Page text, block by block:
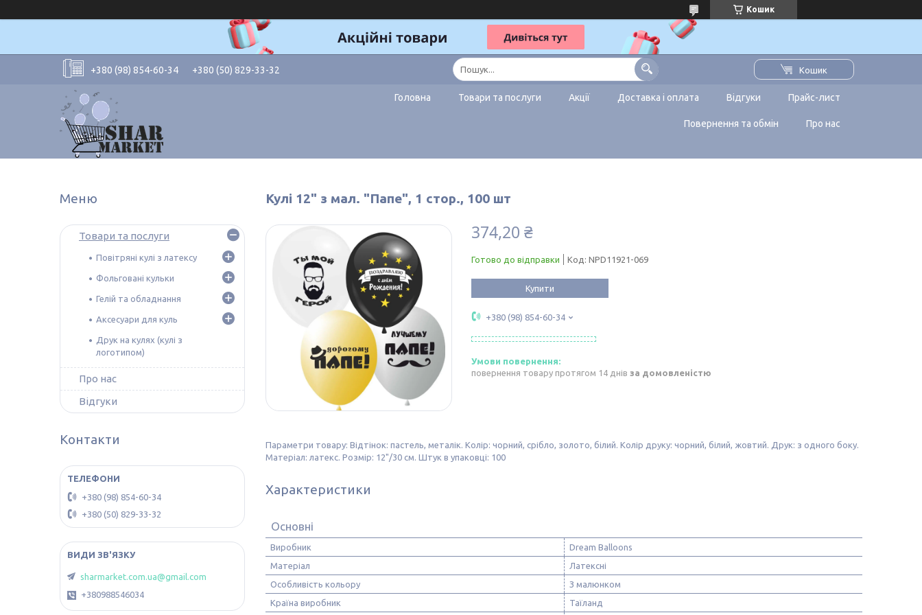
Кошик
+380 (98) 854-60-34 +380 (50) 829-33-32 Кошик
Головна Товари та послуги Акції Доставка і оплата Відгуки Прайс-лист
Повернення та обмін Про нас
Кулі 12" з мал. "Папе", 1 стор., 100 шт
374,20 ₴
Готово до відправки Код: NPD11921-069
Купити
+380 (98) 854-60-34
повернення товару протягом 14 днів за домовленістю
Параметри товару: Відтінок: пастель, металік. Колір: чорний, срібло, золото, білий. Колір друку: чорний, білий, жовтий. Друк: з одного боку.
Матеріал: латекс. Розмір: 12"/30 см. Штук в упаковці: 100
Характеристики
Основні
Виробник
Dream Balloons
Матеріал
Латексні
Особливість кольору
З малюнком
Країна виробник
Таїланд
Товари та послуги
Повітряні кулі з латексу
Фольговані кульки
Гелій та обладнання
Аксесуари для куль
Друк на кулях (кулі з
логотипом)
Про нас
Відгуки
Контакти
+380 (98) 854-60-34
+380 (50) 829-33-32
sharmarket.com.ua@gmail.com
+380988546034